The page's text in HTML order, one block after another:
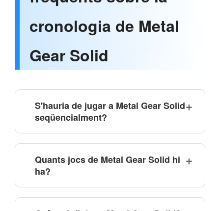
cronologia de Metal
Gear Solid
S'hauria de jugar a Metal Gear Solid
seqüencialment?
Quants jocs de Metal Gear Solid hi
ha?